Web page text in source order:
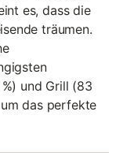
es, dass die
träumen.
und Grill (83
das perfekte